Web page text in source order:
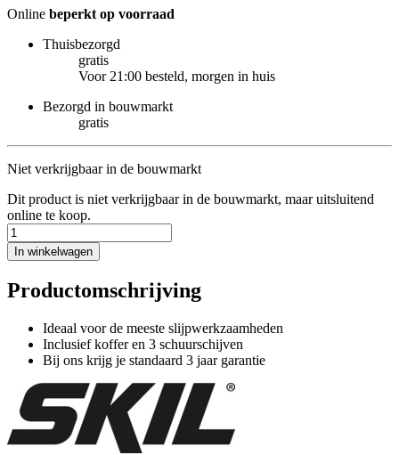
Online beperkt op voorraad
Thuisbezorgd
gratis
Voor 21:00 besteld, morgen in huis
Bezorgd in bouwmarkt
gratis
Niet verkrijgbaar in de bouwmarkt
Dit product is niet verkrijgbaar in de bouwmarkt, maar uitsluitend
online te koop.
In winkelwagen
Productomschrijving
Ideaal voor de meeste slijpwerkzaamheden
Inclusief koffer en 3 schuurschijven
Bij ons krijg je standaard 3 jaar garantie